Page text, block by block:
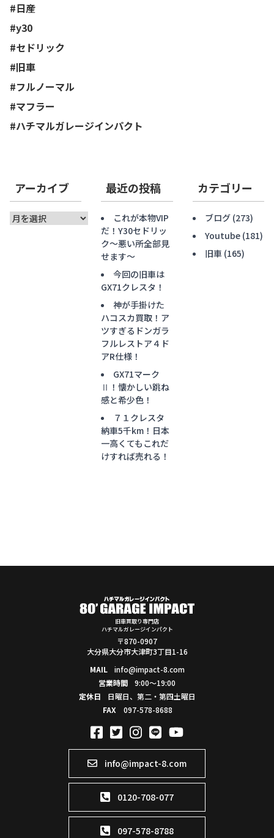
#日産
#y30
#セドリック
#旧車
#フルノーマル
#マフラー
#ハチマルガレージインパクト
アーカイブ
ア
最近の投稿
これが本物VIP
だ！Y30セドリッ
ク〜悪い所全部見
せます〜
今回の旧車は
GX71クレスタ！
神が手掛けた
ハコスカ買取！ア
ツすぎるドンガラ
フルレストア４ド
アR仕様！
GX71マーク
Ⅱ！懐かしい跳ね
感と希少色！
７１クレスタ
納車5千km！日本
一高くてもこれだ
けすれば売れる！
カテゴリー
ブログ(273)
Youtube(181)
旧車 (165)
旧車買取り専門店
ハチマルガレージインパクト
〒870-0907
大分県大分市大津町3丁目1-16
MAIL
info@impact-8.com
営業時間
9:00～19:00
定休日
日曜日、第二・第四土曜日
FAX
097-578-8688
info@impact-8.com
0120-708-077
097-578-8788